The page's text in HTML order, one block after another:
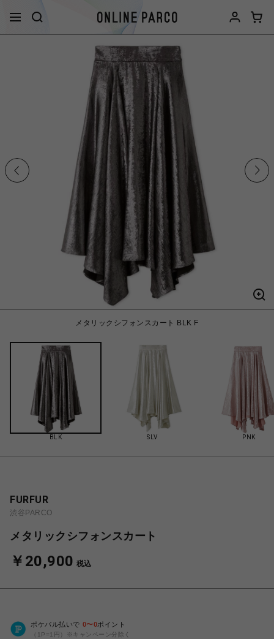
メタリックシフォンスカート BLK F
BLK SLV PNK
FURFUR
渋谷PARCO
メタリックシフォンスカート
￥20,900 税込
ポケパル払いで 0〜0ポイント
（1P=1円）※キャンペーン分除く